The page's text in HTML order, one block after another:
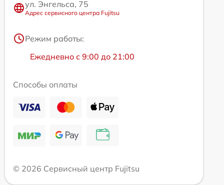
ул. Энгельса, 75
Адрес сервисного центра Fujitsu
Режим работы:
Ежедневно с 9:00 до 21:00
Способы оплаты
© 2026 Сервисный центр Fujitsu